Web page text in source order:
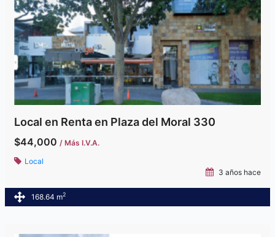
Local en Renta en Plaza del Moral 330
$44,000 / Más I.V.A.
Local
3 años hace
168.64 m2